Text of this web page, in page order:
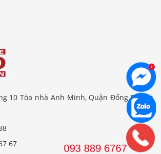
10 Tòa nhà Anh Minh, Quận Đống Đa, Hà
67